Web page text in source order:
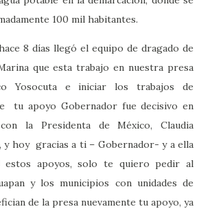
100 mil habitantes.
8 días llegó el equipo de dragado de
que esta trabajo en nuestra presa
Yosocuta e iniciar los trabajos de
tu apoyo Gobernador fue decisivo en
la Presidenta de México, Claudia
y hoy gracias a ti – Gobernador- y a ella
estos apoyos, solo te quiero pedir al
y los municipios con unidades de
de la presa nuevamente tu apoyo, ya